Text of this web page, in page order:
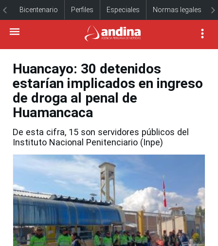
Bicentenario Perfiles Especiales Normas legales
Huancayo: 30 detenidos
estarían implicados en ingreso
de droga al penal de
Huamancaca
De esta cifra, 15 son servidores públicos del
Instituto Nacional Penitenciario (Inpe)